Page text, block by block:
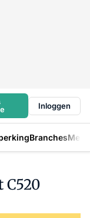
Inloggen
Branches
C520